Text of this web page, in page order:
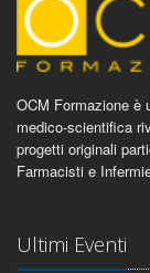
OCM Formazione è
medico-scientifica
progetti originali
Farmacisti e
Ultimi Eventi